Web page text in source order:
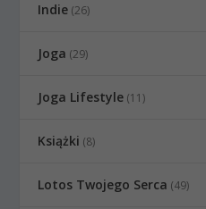
Indie (26)
Joga (29)
Joga Lifestyle (11)
Książki (8)
Lotos Twojego Serca (49)